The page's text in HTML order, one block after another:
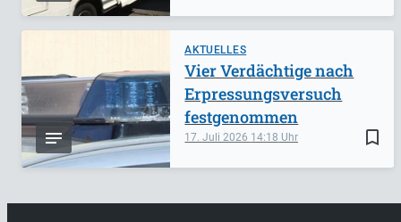
AKTUELLES
bookmark_border
17. Juli 2026 14:18
Vier Verdächtige nach
Erpressungsversuch
festgenommen